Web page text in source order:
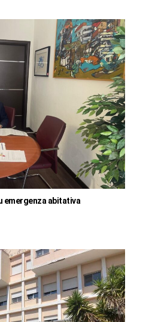
emergenza abitativa